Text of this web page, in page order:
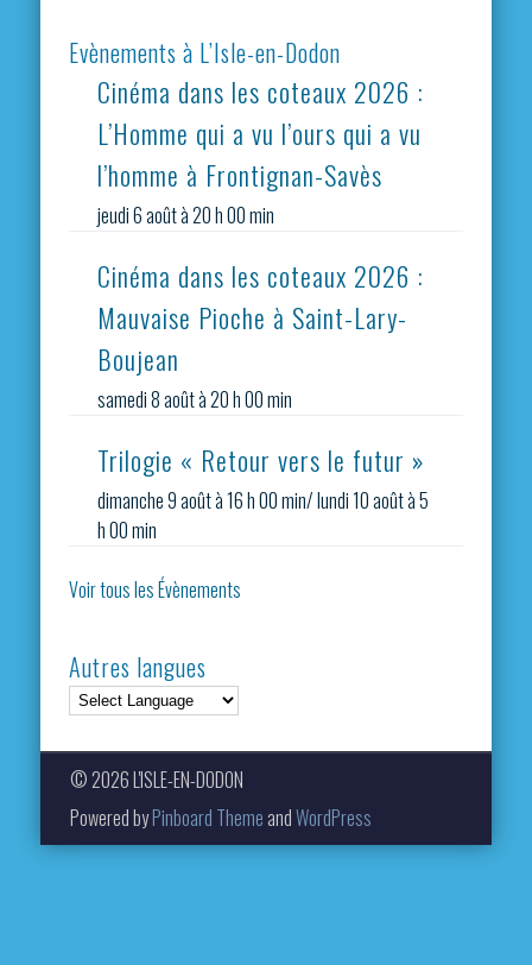
Evènements à L’Isle-en-Dodon
Cinéma dans les coteaux 2026 :
L’Homme qui a vu l’ours qui a vu
l’homme à Frontignan-Savès
jeudi 6 août à 20 h 00 min
Cinéma dans les coteaux 2026 :
Mauvaise Pioche à Saint-Lary-
Boujean
samedi 8 août à 20 h 00 min
Trilogie « Retour vers le futur »
dimanche 9 août à 16 h 00 min/lundi 10 août à 5
h 00 min
Voir tous les Évènements
Autres langues
© 2026 L'ISLE-EN-DODON
Powered byPinboard Theme andWordPress